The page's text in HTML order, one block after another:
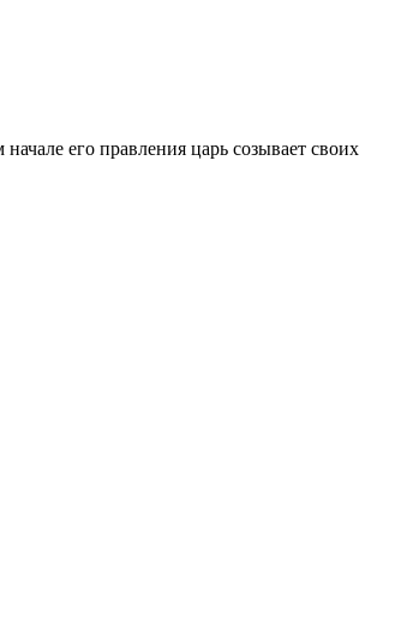
его правления царь созывает своих